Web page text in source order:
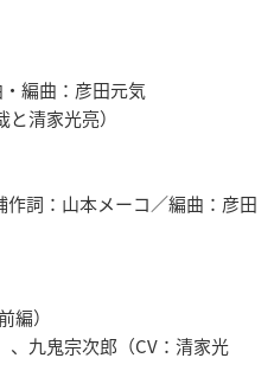
編曲：彦田元気
清家光亮）
作詞：山本メーコ／編曲：彦田
編）
、九鬼宗次郎（CV：清家光